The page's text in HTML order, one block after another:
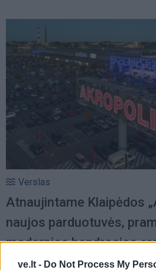
ve.lt - Do Not Process My
Verslas
Atnaujintame Klaipėdos
naujos parduotuvės,
modernios bendrosios